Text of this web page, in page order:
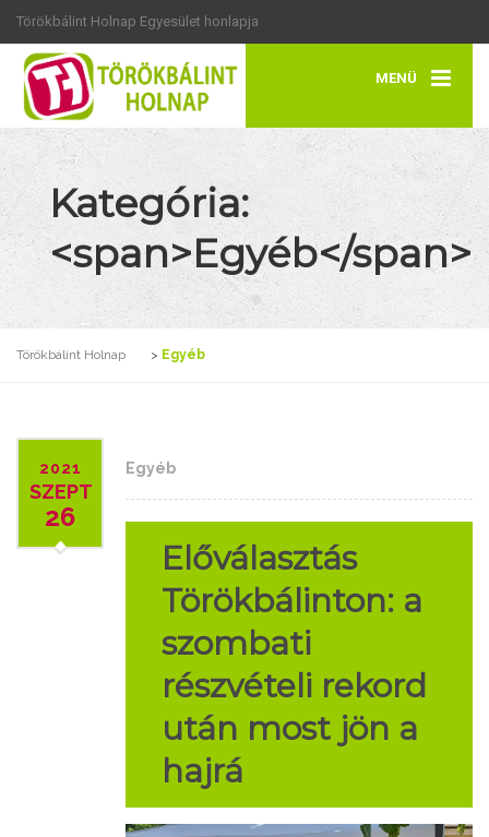
Törökbálint Holnap Egyesület honlapja
MENÜ
Kategória:
<span>Egyéb</span>
Törökbálint Holnap > Egyéb
2021
SZEPT
26
Egyéb
Előválasztás
Törökbálinton: a
szombati
részvételi rekord
után most jön a
hajrá